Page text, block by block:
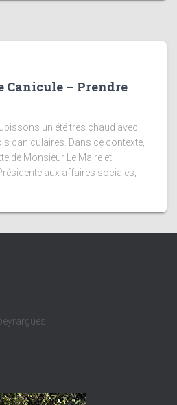
– Prendre
un été très chaud avec
caniculaires. Dans ce contexte,
de Monsieur Le Maire et
aux affaires sociales,